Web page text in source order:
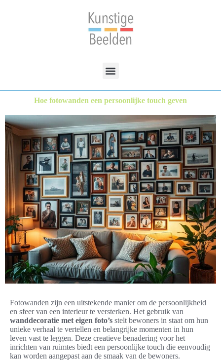
Hoe fotowanden een persoonlijke touch geven
Fotowanden zijn een uitstekende manier om de persoonlijkheid
en sfeer van een interieur te versterken. Het gebruik van
wanddecoratie met eigen foto’s stelt bewoners in staat om hun
unieke verhaal te vertellen en belangrijke momenten in hun
leven vast te leggen. Deze creatieve benadering voor het
inrichten van ruimtes biedt een persoonlijke touch die eenvoudig
kan worden aangepast aan de smaak van de bewoners.